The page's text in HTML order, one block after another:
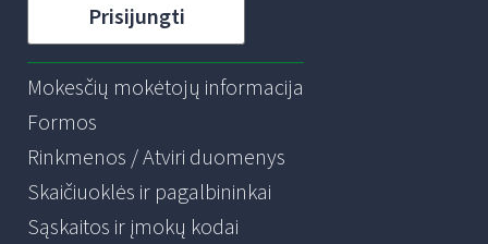
Prisijungti
Mokesčių mokėtojų informacija
Formos
Rinkmenos / Atviri duomenys
Skaičiuoklės ir pagalbininkai
Sąskaitos ir įmokų kodai